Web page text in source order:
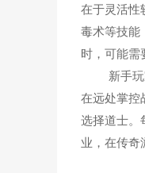
在于灵活性
毒术等技能
时，可能需
新手玩家
在远处掌控
选择道士。
业，在传奇